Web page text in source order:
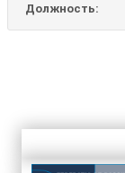
Должность: